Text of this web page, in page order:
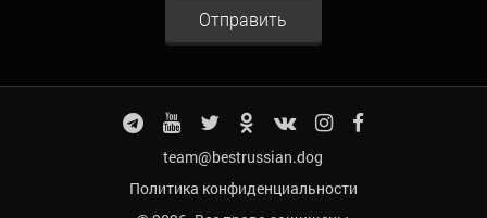
Отправить
team@bestrussian.dog
Политика конфиденциальности